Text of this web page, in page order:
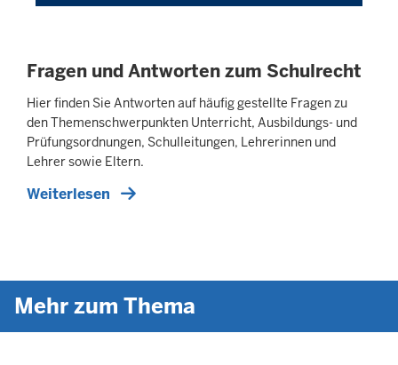
Fragen und Antworten zum Schulrecht
Hier finden Sie Antworten auf häufig gestellte Fragen zu
den Themenschwerpunkten Unterricht, Ausbildungs- und
Prüfungsordnungen, Schulleitungen, Lehrerinnen und
Lehrer sowie Eltern.
Weiterlesen
Mehr zum Thema